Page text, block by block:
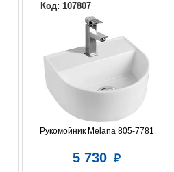
Код: 107807
Рукомойник Melana 805-7781
5 730